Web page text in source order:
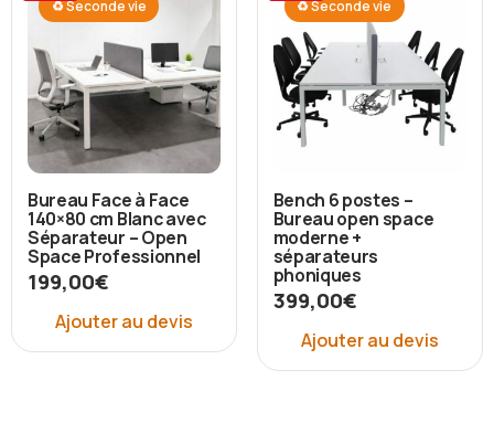
♻ Seconde vie
Bureau Face à Face
140×80 cm Blanc avec
Séparateur – Open
Space Professionnel
199,00€
Ajouter au devis
♻ Seconde vie
Bench 6 postes –
Bureau open space
moderne +
séparateurs
phoniques
399,00€
Ajouter au devis